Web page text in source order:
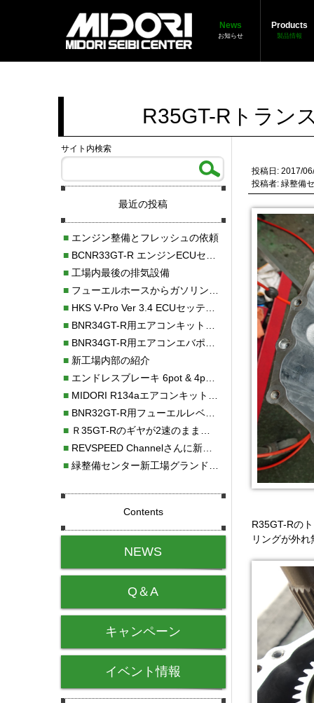
News
お知らせ
Products
製品情報
R35GT-Rトラン
投稿日: 2017/
投稿者: 緑整備
R35GT-Rの
リングが外
サイト内検索
最近の投稿
■エンジン整備とフレッシュの依頼
■BCNR33GT-R エンジンECUセッティング調整
■工場内最後の排気設備
■フューエルホースからガソリン漏れ
■HKS V-Pro Ver 3.4 ECUセッティング
■BNR34GT-R用エアコンキット新発売！！
■BNR34GT-R用エアコンエバポレーターを新発売！！
■新工場内部の紹介
■エンドレスブレーキ 6pot & 4potオーバーホール
■MIDORI R134aエアコンキットタイプⅡ取り付け
■BNR32GT-R用フューエルレベルセンサー新発売！！
■Ｒ35GT-Rのギヤが2速のまま変速しない！！
■REVSPEED Channelさんに新社屋を紹介していただきました!!
■緑整備センター新工場グランドオープン・続報
Contents
NEWS
Q＆A
キャンペーン
イベント情報